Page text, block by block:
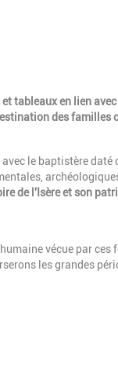
tableaux en lien avec
des familles
le baptistère daté
de l'Isère et son
vécue par ces
les grandes